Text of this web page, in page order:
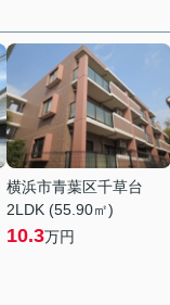
横浜市青葉区千草台
2LDK (55.90㎡)
10.3万円